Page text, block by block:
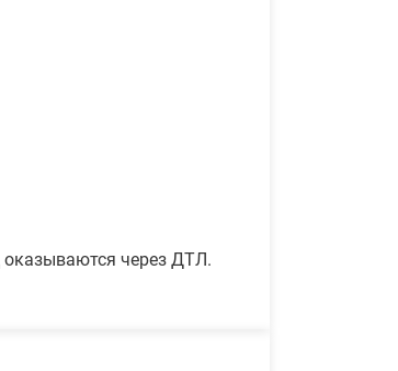
оказываются через ДТЛ.